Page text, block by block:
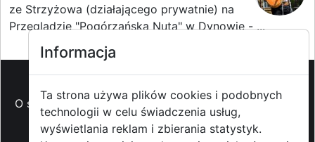
ze Strzyżowa (działającego prywatnie) na
Przeglądzie "Pogórzańska Nuta" w Dynowie - ...
O strzyzowiak.pl-Reklama-Pomoc (FAQ)-Patronat
medialny - Prawa autorskie- Redakcja i
kontakt -Współpraca z mediami
Informacja
Ta strona używa plików cookies i podobnych
technologii w celu świadczenia usług,
wyświetlania reklam i zbierania statystyk.